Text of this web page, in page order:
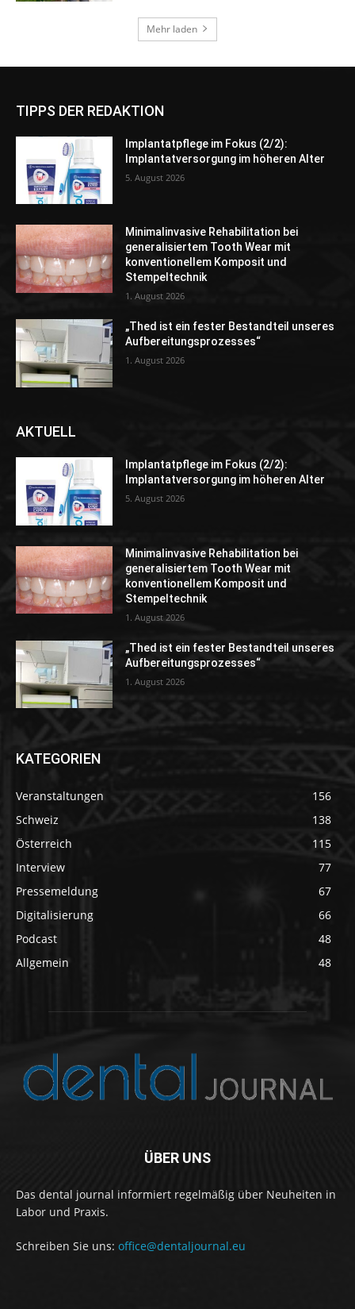
TIPPS DER REDAKTION
Implantatpflege im Fokus (2/2):
Implantatversorgung im höheren Alter
5. August 2026
Minimalinvasive Rehabilitation bei
generalisiertem Tooth Wear mit
konventionellem Komposit und
Stempeltechnik
1. August 2026
„Thed ist ein fester Bestandteil unseres
Aufbereitungsprozesses“
1. August 2026
AKTUELL
Implantatpflege im Fokus (2/2):
Implantatversorgung im höheren Alter
5. August 2026
Minimalinvasive Rehabilitation bei
generalisiertem Tooth Wear mit
konventionellem Komposit und
Stempeltechnik
1. August 2026
„Thed ist ein fester Bestandteil unseres
Aufbereitungsprozesses“
1. August 2026
KATEGORIEN
Veranstaltungen
156
Schweiz
138
Österreich
115
Interview
77
Pressemeldung
67
Digitalisierung
66
Podcast
48
Allgemein
48
ÜBER UNS
Das dental journal informiert regelmäßig über Neuheiten in
Labor und Praxis.
Schreiben Sie uns: office@dentaljournal.eu